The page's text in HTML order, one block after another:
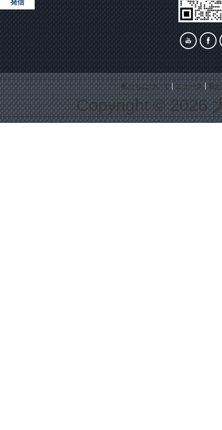
発信
私たちについて ニュース 私
Copyright © 2026